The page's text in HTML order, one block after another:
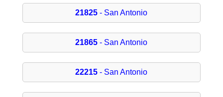
21825 - San Antonio
21865 - San Antonio
22215 - San Antonio